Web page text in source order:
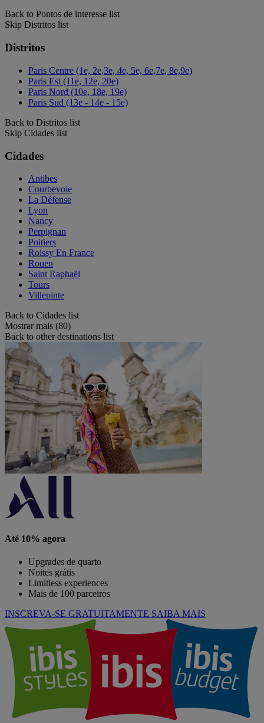
Back to Pontos de interesse list
Skip Distritos list
Distritos
Paris Centre (1e, 2e,3e, 4e, 5e, 6e,7e, 8e,9e)
Paris Est (11e, 12e, 20e)
Paris Nord (10e, 18e, 19e)
Paris Sud (13e - 14e - 15e)
Back to Distritos list
Skip Cidades list
Cidades
Antibes
Courbevoie
La Défense
Lyon
Nancy
Perpignan
Poitiers
Roissy En France
Rouen
Saint Raphaël
Tours
Villepinte
Back to Cidades list
Mostrar mais (80)
Back to other destinations list
Até 10% agora
Upgrades de quarto
Noites grátis
Limitless experiences
Mais de 100 parceiros
INSCREVA-SE GRATUITAMENTE SAIBA MAIS